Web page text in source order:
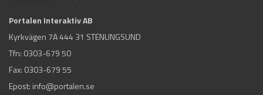
Portalen Interaktiv AB
Kyrkvägen 7A 444 31 STENUNGSUND
Tfn: 0303-679 50
Fax: 0303-679 55
Epost: info@portalen.se